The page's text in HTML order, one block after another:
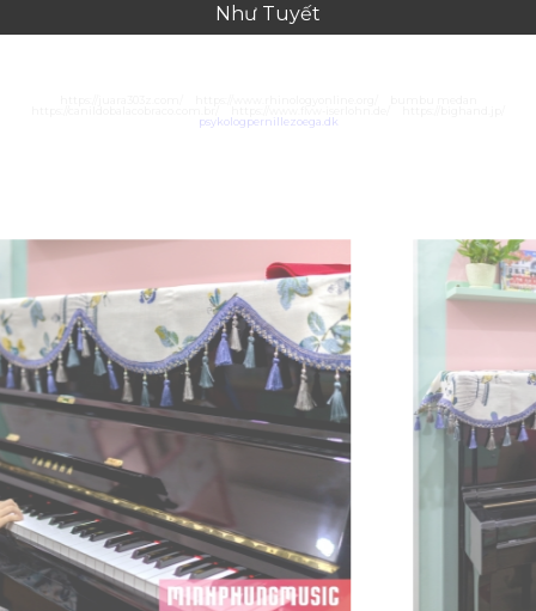
Như Tuyết
psykologpernillezoega.dk